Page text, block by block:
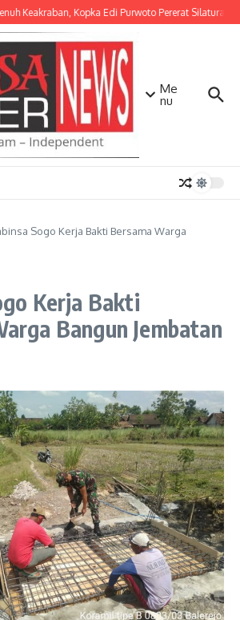
Keakraban, Kopka Edi Purwoto Pererat
Me
nu
Sogo Kerja Bakti Bersama Warga
Kerja Bakti
Bangun Jembatan